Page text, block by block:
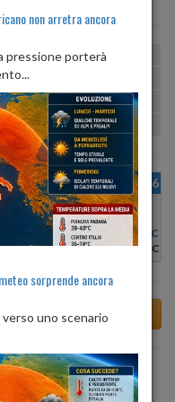
29º U:
34º
33º U:76% 87%
23º U:89%
VEN 14
Max:28°C
SAB 15
Min:19°C
Max:27°C
DOM 16
21°C
Max:28°C
non arretra ancora
pressione porterà
sorprende ancora
uno scenario